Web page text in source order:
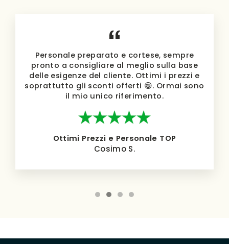
Personale preparato e cortese, sempre
pronto a consigliare al meglio sulla base
delle esigenze del cliente. Ottimi i prezzi e
soprattutto gli sconti offerti 😁. Ormai sono
il mio unico riferimento.
Ottimi Prezzi e Personale TOP
Cosimo S.